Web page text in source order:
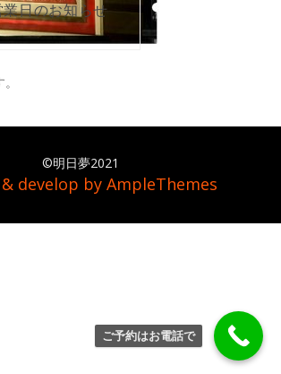
日のお知らせ
©明日夢2021
develop by AmpleThemes
ご予約はお電話で